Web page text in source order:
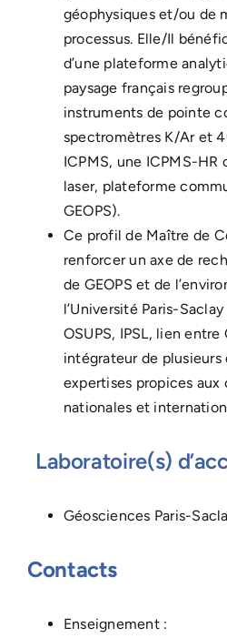
géophysiques et/ou de
processus. Elle/Il
d’une plateforme
paysage français
instruments de pointe
spectromètres K/Ar et
ICPMS, une ICPMS-HR
laser, plateforme
GEOPS).
Ce profil de Maître de
renforcer un axe de
de GEOPS et de
l’Université Paris-
OSUPS, IPSL, lien entre
intégrateur de
expertises propices aux
nationales et
Laboratoire(s)
Géosciences Paris-
Contacts
Enseignement :